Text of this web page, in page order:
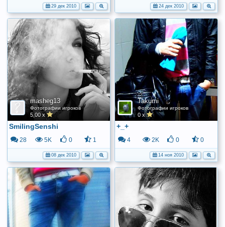
29 дек 2010 24 дек 2010
masheg13
Фотографии игроков
5,00 x
SmilingSenshi
28 5K 0 1
08 дек 2010
Takumi
Фотографии игроков
0 x
+_+
4 2K 0 0
14 ноя 2010